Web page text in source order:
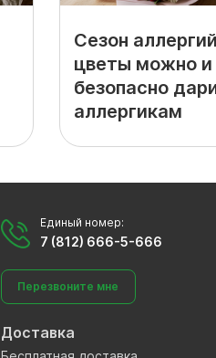
Сезон
цветы можно и
безопасно
аллергикам
Единый номер:
7 (812) 666-5-666
Перезвоните мне
Доставка